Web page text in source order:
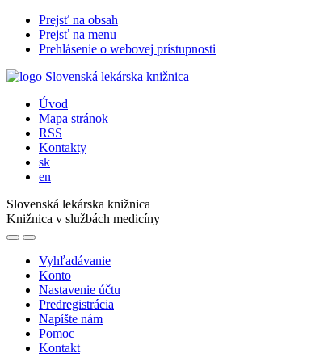
Prejsť na obsah
Prejsť na menu
Prehlásenie o webovej prístupnosti
Úvod
Mapa stránok
RSS
Kontakty
sk
en
Slovenská lekárska knižnica
Knižnica v službách medicíny
Vyhľadávanie
Konto
Nastavenie účtu
Predregistrácia
Napíšte nám
Pomoc
Kontakt